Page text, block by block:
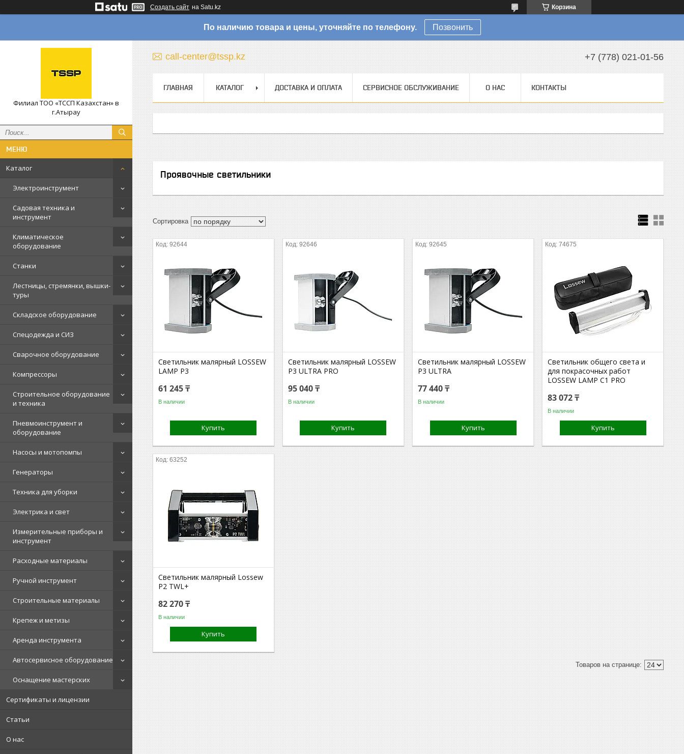
Создать сайт на Satu.kz Корзина
По наличию товара и цены, уточняйте по телефону. Позвонить
Филиал ТОО «ТССП Казахстан» в
г.Атырау
Каталог
Электроинструмент
Садовая техника и
инструмент
Климатическое
оборудование
Станки
Лестницы, стремянки, вышки-
туры
Складское оборудование
Спецодежда и СИЗ
Сварочное оборудование
Компрессоры
Строительное оборудование
и техника
Пневмоинструмент и
оборудование
Насосы и мотопомпы
Генераторы
Техника для уборки
Электрика и свет
Измерительные приборы и
инструмент
Расходные материалы
Ручной инструмент
Строительные материалы
Крепеж и метизы
Аренда инструмента
Автосервисное оборудование
Оснащение мастерских
Сертификаты и лицензии
Статьи
О нас
call-center@tssp.kz +7 (778) 021-01-56
ГЛАВНАЯ КАТАЛОГ ДОСТАВКА И ОПЛАТА СЕРВИСНОЕ ОБСЛУЖИВАНИЕ О НАС КОНТАКТЫ
Проявочные светильники
92644
Светильник малярный LOSSEW
LAMP P3
61 245 ₸
В наличии
Купить
92646
Светильник малярный LOSSEW
P3 ULTRA PRO
95 040 ₸
В наличии
Купить
92645
Светильник малярный LOSSEW
P3 ULTRA
77 440 ₸
В наличии
Купить
74675
Светильник общего света и
для покрасочных работ
LOSSEW LAMP С1 PRO
83 072 ₸
В наличии
Купить
63252
Светильник малярный Lossew
P2 TWL+
82 270 ₸
В наличии
Купить